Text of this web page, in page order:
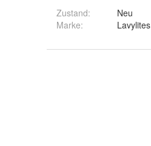
Zustand:
Neu
Marke:
Lavylites